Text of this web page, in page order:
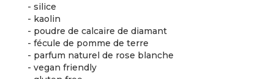
- silice
- kaolin
- poudre de calcaire de diamant
- fécule de pomme de terre
- parfum naturel de rose blanche
- vegan friendly